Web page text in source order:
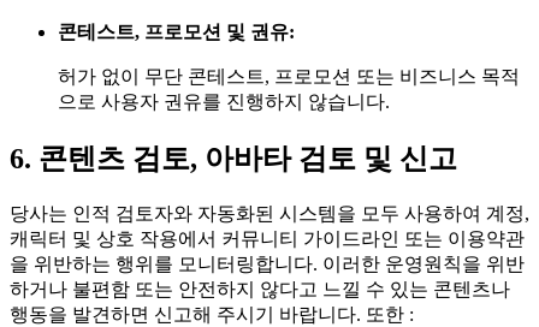
콘테스트, 프로모션 및 권유:
허가 없이 무단 콘테스트, 프로모션 또는 비즈니스 목적
으로 사용자 권유를 진행하지 않습니다.
6. 콘텐츠 검토, 아바타 검토 및 신고
당사는 인적 검토자와 자동화된 시스템을 모두 사용하여 계정,
캐릭터 및 상호 작용에서 커뮤니티 가이드라인 또는 이용약관
을 위반하는 행위를 모니터링합니다. 이러한 운영원칙을 위반
하거나 불편함 또는 안전하지 않다고 느낄 수 있는 콘텐츠나
행동을 발견하면 신고해 주시기 바랍니다. 또한 :